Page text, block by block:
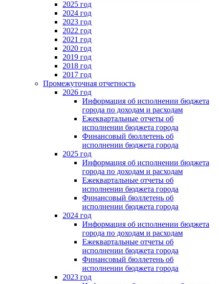
2025 год
2024 год
2023 год
2022 год
2021 год
2020 год
2019 год
2018 год
2017 год
Промежуточная отчетность
2026 год
Информация об исполнении бюджета
города по доходам и расходам
Ежеквартальные отчеты об
исполнении бюджета города
Финансовый бюллетень об
исполнении бюджета города
2025 год
Информация об исполнении бюджета
города по доходам и расходам
Ежеквартальные отчеты об
исполнении бюджета города
Финансовый бюллетень об
исполнении бюджета города
2024 год
Информация об исполнении бюджета
города по доходам и расходам
Ежеквартальные отчеты об
исполнении бюджета города
Финансовый бюллетень об
исполнении бюджета города
2023 год